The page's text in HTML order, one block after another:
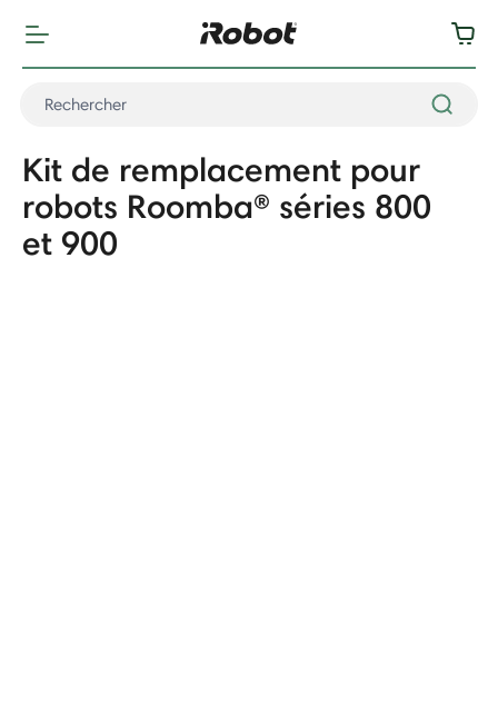
Kit de remplacement pour
robots Roomba® séries 800
et 900